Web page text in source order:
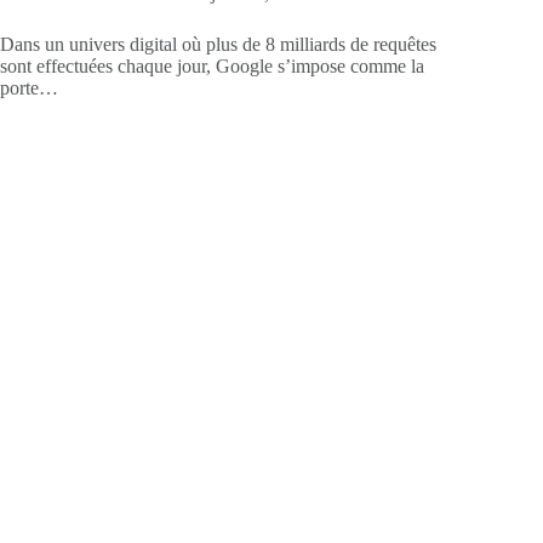
Dans un univers digital où plus de 8 milliards de requêtes
sont effectuées chaque jour, Google s’impose comme la
porte…